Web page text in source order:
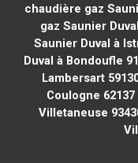
chaudière gaz
gaz Saunier
Saunier Duval à
Duval à Bondoufle
Lambersart
Coulogne 62137
Villetaneuse